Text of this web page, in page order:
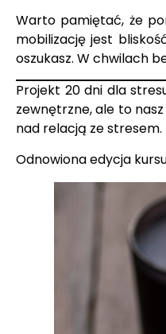
Warto pamiętać, że
mobilizację jest
oszukasz. W chwilach
Projekt 20 dni dla
zewnętrzne, ale to
nad relacją ze stresem.
Odnowiona edycja